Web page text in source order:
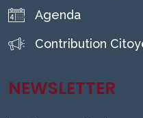
Agenda
Contribution
NEWSLETTER